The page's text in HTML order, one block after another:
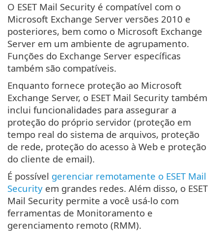
O ESET Mail Security é compatível com o
Microsoft Exchange Server versões 2010 e
posteriores, bem como o Microsoft Exchange
Server em um ambiente de agrupamento.
Funções do Exchange Server específicas
também são compatíveis.
Enquanto fornece proteção ao Microsoft
Exchange Server, o ESET Mail Security também
inclui funcionalidades para assegurar a
proteção do próprio servidor (proteção em
tempo real do sistema de arquivos, proteção
de rede, proteção do acesso à Web e proteção
do cliente de email).
É possível gerenciar remotamente o ESET Mail
Security em grandes redes. Além disso, o ESET
Mail Security permite a você usá-lo com
ferramentas de Monitoramento e
gerenciamento remoto (RMM).